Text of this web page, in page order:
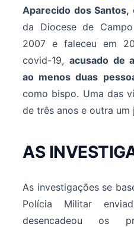
Aparecido dos Santos,
da Diocese de
2007 e faleceu em
covid-19, acusado de
ao menos duas
como bispo. Uma das
de três anos e outra um
AS
As investigações se
Polícia Militar
desencadeou os